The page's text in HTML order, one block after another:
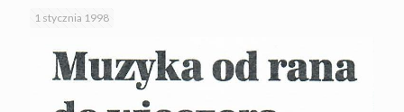
1 stycznia 1998